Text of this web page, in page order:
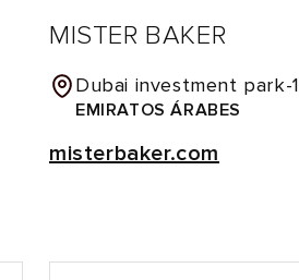
MISTER BAKER
Dubai investment park-1
EMIRATOS ÁRABES
misterbaker.com